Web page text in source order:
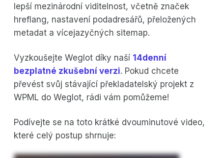
lepší mezinárodní viditelnost, včetně značek
hreflang, nastavení podadresářů, přeložených
metadat a vícejazyčných sitemap.
Vyzkoušejte Weglot díky naší 14denní
bezplatné zkušební verzi. Pokud chcete
převést svůj stávající překladatelský projekt z
WPML do Weglot, rádi vám pomůžeme!
Podívejte se na toto krátké dvouminutové video,
které celý postup shrnuje: